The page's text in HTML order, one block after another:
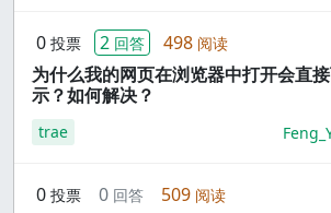
0 投票 2 回答 498 阅读
为什么我的网页在浏览器中打开会直
示？如何解决？
trae
0 投票 0 回答 509 阅读